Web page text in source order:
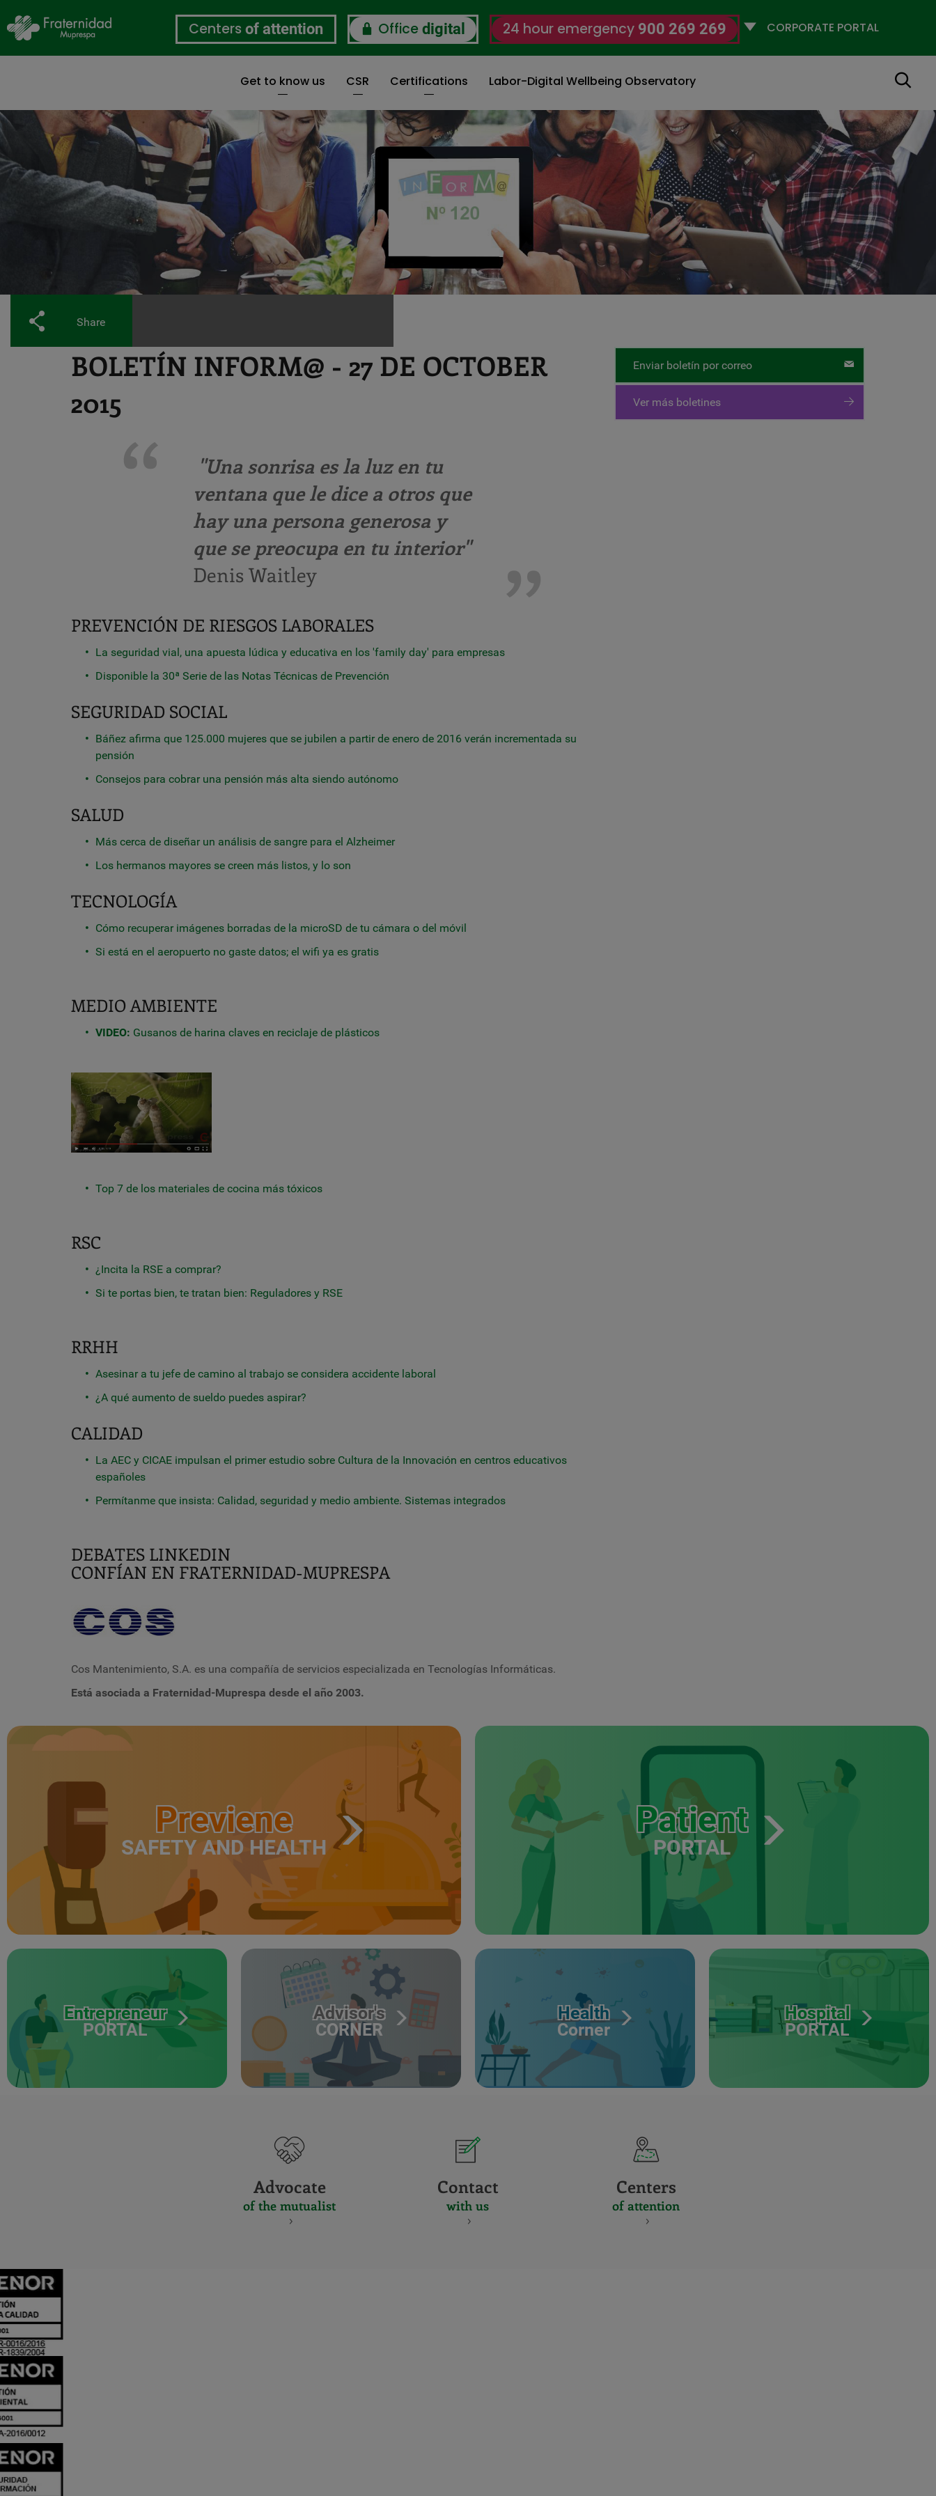
to
main
content
Centers of attention Office digital 24 hour emergency 900 269 269
Selecciona
Get to know us CSR Certifications Labor-Digital Wellbeing Observatory Search
Share
BOLETÍN INFORM@ - 27 DE OCTOBER
2015
"Una sonrisa es la luz en tu
ventana que le dice a otros que
hay una persona generosa y
que se preocupa en tu interior"
Denis Waitley
PREVENCIÓN DE RIESGOS LABORALES
La seguridad vial, una apuesta lúdica y educativa en los 'family day' para empresas
Disponible la 30ª Serie de las Notas Técnicas de Prevención
SEGURIDAD SOCIAL
Báñez afirma que 125.000 mujeres que se jubilen a partir de enero de 2016 verán incrementada su
pensión
Consejos para cobrar una pensión más alta siendo autónomo
SALUD
Más cerca de diseñar un análisis de sangre para el Alzheimer
Los hermanos mayores se creen más listos, y lo son
TECNOLOGÍA
Cómo recuperar imágenes borradas de la microSD de tu cámara o del móvil
Si está en el aeropuerto no gaste datos; el wifi ya es gratis
MEDIO AMBIENTE
VIDEO: Gusanos de harina claves en reciclaje de plásticos
Top 7 de los materiales de cocina más tóxicos
RSC
¿Incita la RSE a comprar?
Si te portas bien, te tratan bien: Reguladores y RSE
RRHH
Asesinar a tu jefe de camino al trabajo se considera accidente laboral
¿A qué aumento de sueldo puedes aspirar?
CALIDAD
La AEC y CICAE impulsan el primer estudio sobre Cultura de la Innovación en centros educativos
españoles
Permítanme que insista: Calidad, seguridad y medio ambiente. Sistemas integrados
DEBATES LINKEDIN
CONFÍAN EN FRATERNIDAD-MUPRESPA
Cos Mantenimiento, S.A. es una compañía de servicios especializada en Tecnologías Informáticas.
Está asociada a Fraternidad-Muprespa desde el año 2003.
Enviar boletín por correo
Ver más boletines
Previene
SAFETY AND HEALTH
Patient
PORTAL
Entrepreneur
PORTAL
Advisor's
CORNER
Health
Corner
Hospital
PORTAL
Advocate
of the mutualist
Contact
with us
Centers
of attention